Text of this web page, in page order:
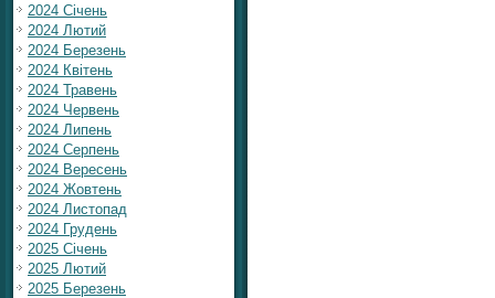
2024 Січень
2024 Лютий
2024 Березень
2024 Квітень
2024 Травень
2024 Червень
2024 Липень
2024 Серпень
2024 Вересень
2024 Жовтень
2024 Листопад
2024 Грудень
2025 Січень
2025 Лютий
2025 Березень